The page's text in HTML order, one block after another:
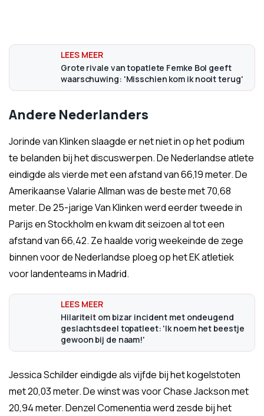
Grote rivale van topatlete Femke Bol geeft
waarschuwing: 'Misschien kom ik nooit terug'
Andere Nederlanders
Jorinde van Klinken slaagde er net niet in op het podium
te belanden bij het discuswerpen. De Nederlandse atlete
eindigde als vierde met een afstand van 66,19 meter. De
Amerikaanse Valarie Allman was de beste met 70,68
meter. De 25-jarige Van Klinken werd eerder tweede in
Parijs en Stockholm en kwam dit seizoen al tot een
afstand van 66,42. Ze haalde vorig weekeinde de zege
binnen voor de Nederlandse ploeg op het EK atletiek
voor landenteams in Madrid.
Hilariteit om bizar incident met ondeugend
geslachtsdeel topatleet: 'Ik noem het beestje
gewoon bij de naam!'
Jessica Schilder eindigde als vijfde bij het kogelstoten
met 20,03 meter. De winst was voor Chase Jackson met
20,94 meter. Denzel Comenentia werd zesde bij het